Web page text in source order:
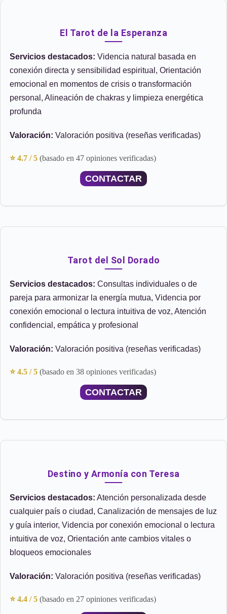
El Tarot de la Esperanza
Servicios destacados: Videncia natural basada en
conexión directa y sensibilidad espiritual, Orientación
emocional en momentos de crisis o transformación
personal, Alineación de chakras y limpieza energética
profunda
Valoración: Valoración positiva (reseñas verificadas)
⭐ 4.7 / 5 (basado en 47 opiniones verificadas)
CONTACTAR
Tarot del Sol Dorado
Servicios destacados: Consultas individuales o de
pareja para armonizar la energía mutua, Videncia por
conexión emocional o lectura intuitiva de voz, Atención
confidencial, empática y profesional
Valoración: Valoración positiva (reseñas verificadas)
⭐ 4.5 / 5 (basado en 38 opiniones verificadas)
CONTACTAR
Destino y Armonía con Teresa
Servicios destacados: Atención personalizada desde
cualquier país o ciudad, Canalización de mensajes de luz
y guía interior, Videncia por conexión emocional o lectura
intuitiva de voz, Orientación ante cambios vitales o
bloqueos emocionales
Valoración: Valoración positiva (reseñas verificadas)
⭐ 4.4 / 5 (basado en 27 opiniones verificadas)